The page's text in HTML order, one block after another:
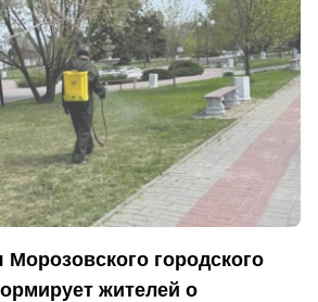
городского
жителей о